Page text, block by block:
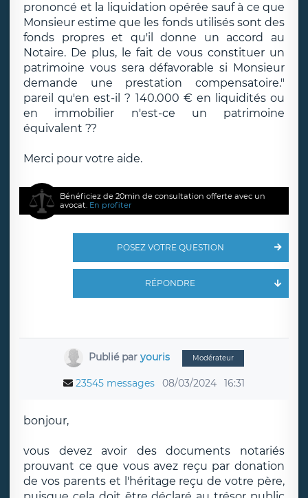
prononcé et la liquidation opérée sauf à ce que
Monsieur estime que les fonds utilisés sont des
fonds propres et qu'il donne un accord au
Notaire. De plus, le fait de vous constituer un
patrimoine vous sera défavorable si Monsieur
demande une prestation compensatoire."
pareil qu'en est-il ? 140.000 € en liquidités ou
en immobilier n'est-ce un patrimoine
équivalent ??
Merci pour votre aide.
Bénéficiez de 20min de consultation offerte avec un
avocat. En profiter
POSEZ VOTRE QUESTION
RÉPONDRE
Publié par youris Modérateur
23545 messages 08/03/2024 16:31
bonjour,
vous devez avoir des documents notariés
prouvant ce que vous avez reçu par donation
de vos parents et l'héritage reçu de votre père,